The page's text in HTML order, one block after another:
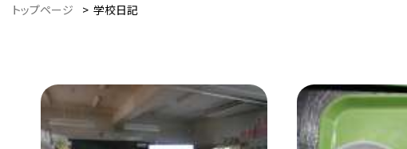
トップページ > 学校日記